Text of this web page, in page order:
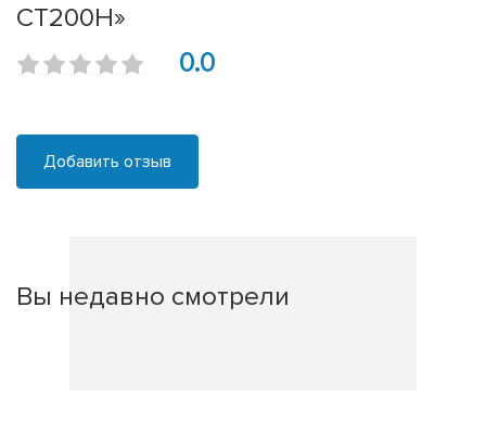
CT200H»
0.0
Добавить отзыв
Вы недавно смотрели